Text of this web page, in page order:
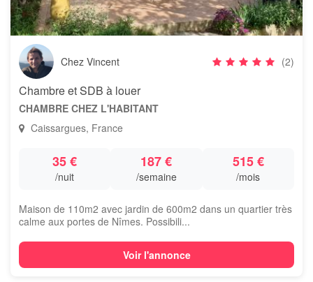
Chez Vincent (2)
Chambre et SDB à louer
CHAMBRE CHEZ L'HABITANT
Caissargues, France
35 €
/nuit
187 €
/semaine
515 €
/mois
Maison de 110m2 avec jardin de 600m2 dans un quartier très
calme aux portes de Nîmes. Possibili...
Voir l'annonce